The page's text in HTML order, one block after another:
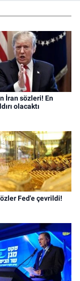
İran sözleri! En
olacaktı
Fed'e çevrildi!